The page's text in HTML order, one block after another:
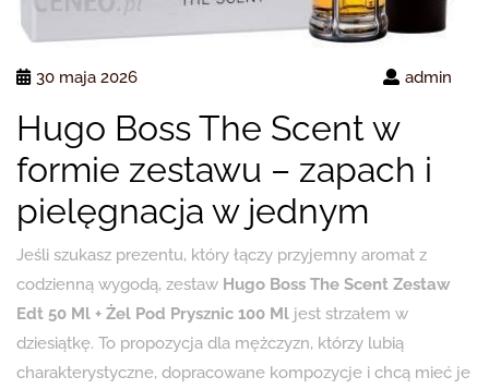
30 maja 2026 admin
Hugo Boss The Scent w
formie zestawu – zapach i
pielęgnacja w jednym
Jeśli szukasz prezentu, który łączy przyjemny aromat z
codzienną wygodą, zestaw Hugo Boss The Scent Zestaw
Edt 50 Ml + Żel Pod Prysznic 100 Ml jest strzałem w
dziesiątkę. To propozycja dla mężczyzn, którzy lubią
charakterystyczne, dopracowane kompozycje i chcą mieć je